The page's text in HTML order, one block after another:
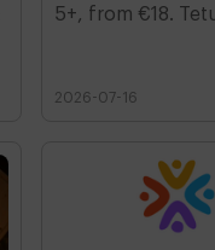
5+, from €18.
2026-07-16